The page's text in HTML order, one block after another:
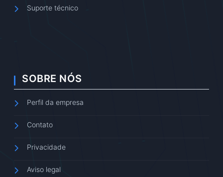
Suporte técnico
SOBRE NÓS
Perfil da empresa
Contato
Privacidade
Aviso legal